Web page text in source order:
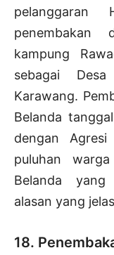
penembakan
kampung
sebagai
Karawang.
Belanda
dengan
puluhan
Belanda
alasan yang
18.